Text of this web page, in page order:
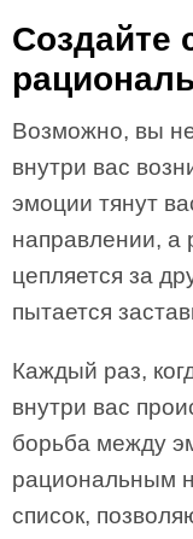
Создайте
Возможно, вы
внутри вас
эмоции тянут
направлении,
цепляется за
пытается
Каждый раз,
внутри вас
борьба между
рациональным
список,